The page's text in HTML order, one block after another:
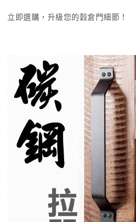
立即選購，升級您的穀倉門細節！